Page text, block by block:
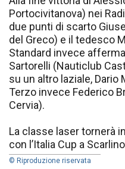
Portocivitanova) nei
due punti di scarto
del Greco) e il tedesco
Standard invece
Sartorelli (Nauticlub
su un altro laziale, Dario
Terzo invece Federico
Cervia).
La classe laser tornerà
con l’Italia Cup a
© Riproduzione riservata